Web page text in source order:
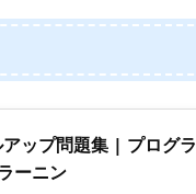
ップ問題集 | プログラ
ーニン